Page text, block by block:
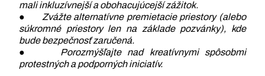
mali inkluzívnejší a obohacujúcejší zážitok.
● Zvážte alternatívne premietacie priestory (alebo
súkromné priestory len na základe pozvánky), kde
bude bezpečnosť zaručená.
● Porozmýšľajte nad kreatívnymi spôsobmi
protestných a podporných iniciatív.